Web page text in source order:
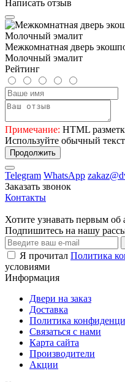
Написать отзыв
Межкомнатная дверь
Молочный эмалит
Рейтинг
Примечание: HTML
Используйте обычный
Продолжить
Telegram WhatsApp
Заказать звонок
Контакты
Хотите узнавать первым об
Подпишитесь на нашу
Я прочитал Политика
условиями
Информация
Двери на заказ
Доставка
Политика
Связаться с нами
Карта сайта
Производители
Акции